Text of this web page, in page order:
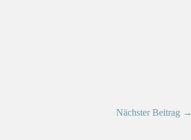
Nächster Beitrag →